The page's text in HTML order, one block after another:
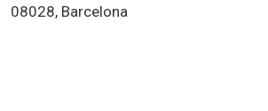
08028, Barcelona